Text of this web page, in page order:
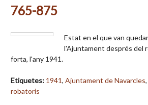
765-875
Estat en el que van
l'Ajuntament després del
forta, l'any 1941.
Etiquetes: 1941, Ajuntament de Navarcles,
robatoris